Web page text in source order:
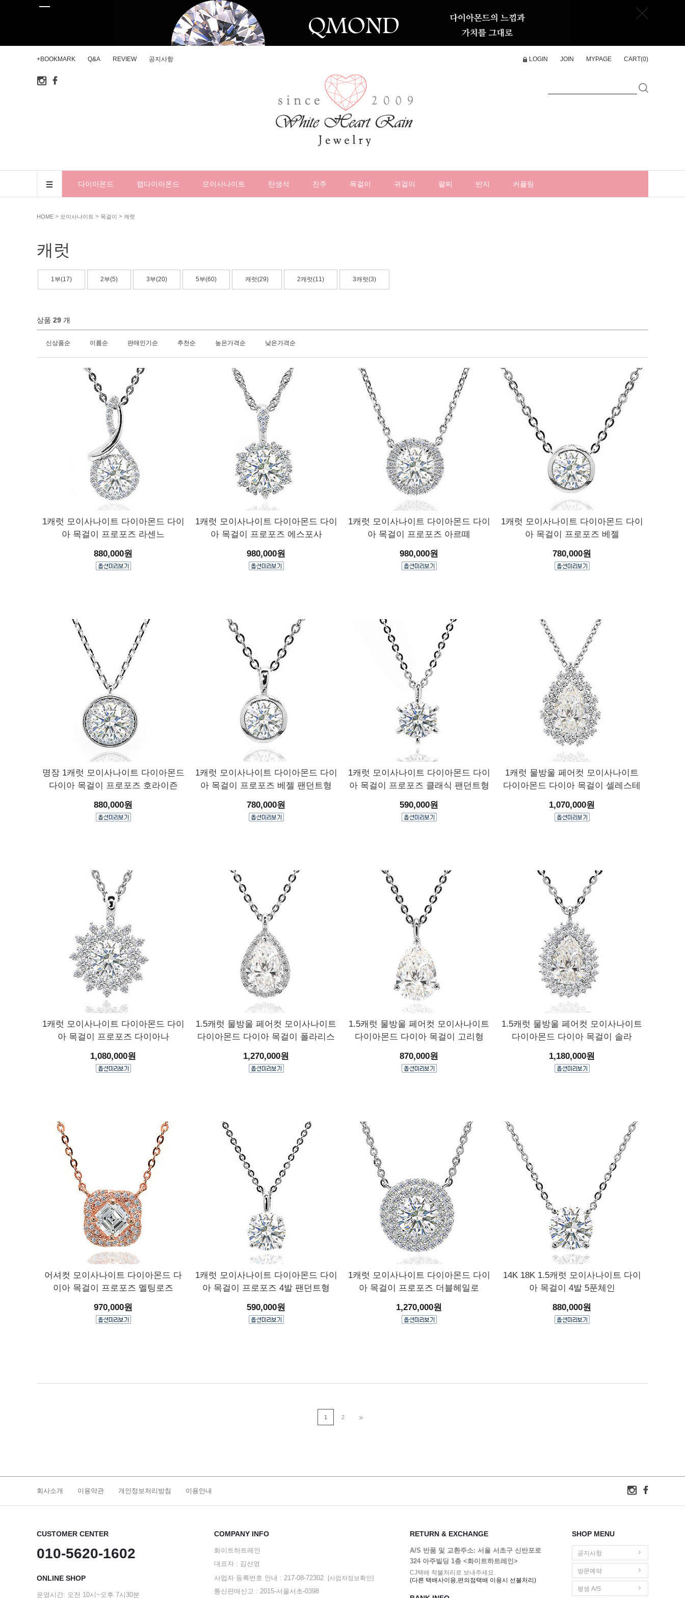
+BOOKMARK Q&A REVIEW 공지사항 LOGIN JOIN MYPAGE CART(0)
다이아몬드 랩다이아몬드 모이사나이트 탄생석 진주 목걸이 귀걸이 팔찌 반지 커플링
HOME > 모이사나이트 > 목걸이 > 캐럿
캐럿
1부(17) 2부(5) 3부(20) 5부(60) 캐럿(29) 2캐럿(11) 3캐럿(3)
상품 29 개
신상품순 이름순 판매인기순 추천순 높은가격순 낮은가격순
1캐럿 모이사나이트 다이아몬드 다이
아 목걸이 프로포즈 라센느
880,000원
1캐럿 모이사나이트 다이아몬드 다이
아 목걸이 프로포즈 에스포사
980,000원
1캐럿 모이사나이트 다이아몬드 다이
아 목걸이 프로포즈 아르떼
980,000원
1캐럿 모이사나이트 다이아몬드 다이
아 목걸이 프로포즈 베젤
780,000원
명장 1캐럿 모이사나이트 다이아몬드
다이아 목걸이 프로포즈 호라이즌
880,000원
1캐럿 모이사나이트 다이아몬드 다이
아 목걸이 프로포즈 베젤 팬던트형
780,000원
1캐럿 모이사나이트 다이아몬드 다이
아 목걸이 프로포즈 클래식 팬던트형
590,000원
1캐럿 물방울 페어컷 모이사나이트
다이아몬드 다이아 목걸이 셀레스테
1,070,000원
1캐럿 모이사나이트 다이아몬드 다이
아 목걸이 프로포즈 다이아나
1,080,000원
1.5캐럿 물방울 페어컷 모이사나이트
다이아몬드 다이아 목걸이 폴라리스
1,270,000원
1.5캐럿 물방울 페어컷 모이사나이트
다이아몬드 다이아 목걸이 고리형
870,000원
1.5캐럿 물방울 페어컷 모이사나이트
다이아몬드 다이아 목걸이 솔라
1,180,000원
어셔컷 모이사나이트 다이아몬드 다
이아 목걸이 프로포즈 멜팅로즈
970,000원
1캐럿 모이사나이트 다이아몬드 다이
아 목걸이 프로포즈 4발 팬던트형
590,000원
1캐럿 모이사나이트 다이아몬드 다이
아 목걸이 프로포즈 더블헤일로
1,270,000원
14K 18K 1.5캐럿 모이사나이트 다이
아 목걸이 4발 5푼체인
880,000원
1 2 >>
회사소개 이용약관 개인정보처리방침 이용안내
CUSTOMER CENTER
010-5620-1602
ONLINE SHOP
운영시간: 오전 10시~오후 7시30분
COMPANY INFO
화이트하트레인
대표자 : 김선영
사업자 등록번호 안내 : 217-08-72302
[사업자정보확인]
통신판매신고 : 2015-서울서초-0398
RETURN & EXCHANGE
A/S 반품 및 교환주소: 서울 서초구 신반포로
324 아주빌딩 1층 <화이트하트레인>
CJ택배 착불처리로 보내주세요.
(다른 택배사이용,편의점택배 이용시 선불처리)
SHOP MENU
공지사항
방문예약
평생 A/S